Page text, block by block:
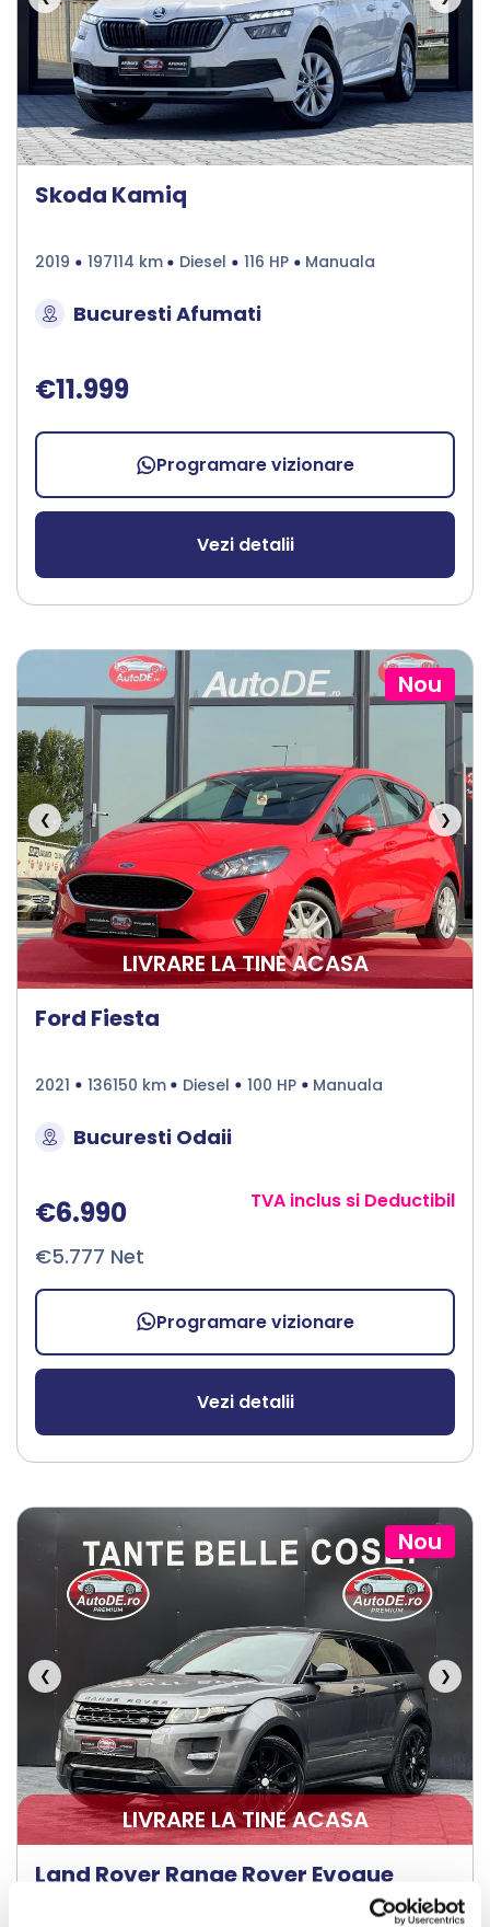
Skoda Kamiq
2019 197114 km Diesel 116 HP Manuala
Bucuresti Afumati
€11.999
Programare vizionare
Vezi detalii
Nou
❮ ❯
LIVRARE LA TINE ACASA
Ford Fiesta
2021 136150 km Diesel 100 HP Manuala
Bucuresti Odaii
€6.990
€5.777 Net
TVA inclus si Deductibil
Programare vizionare
Vezi detalii
Nou
❮ ❯
LIVRARE LA TINE ACASA
Land Rover Range Rover Evoque